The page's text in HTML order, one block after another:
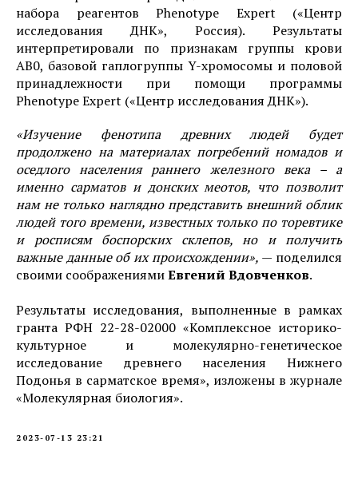
набора реагентов Phenotype Expert («Центр
исследования ДНК», Россия).
Результаты
интерпретировали по признакам группы крови
AB0, базовой гаплогруппы Y-хромосомы и половой
принадлежности при помощи программы
Рhenotype Expert («Центр исследования ДНК»).
«Изучение фенотипа древних людей будет
продолжено на материалах погребений номадов и
оседлого населения раннего железного века – а
именно сарматов и донских меотов, что позволит
нам не только наглядно представить внешний облик
людей того времени, известных только по торевтике
и росписям боспорских склепов, но и получить
важные данные об их происхождении», — поделился
своими соображениямиЕвгений Вдовченков.
Результаты исследования, выполненные в рамках
гранта РФН 22-28-02000 «Комплексное историко-
культурное и молекулярно-генетическое
исследование древнего населения Нижнего
Подонья в сарматское время», изложены в журнале
«Молекулярная биология».
2023-07-13 23:21